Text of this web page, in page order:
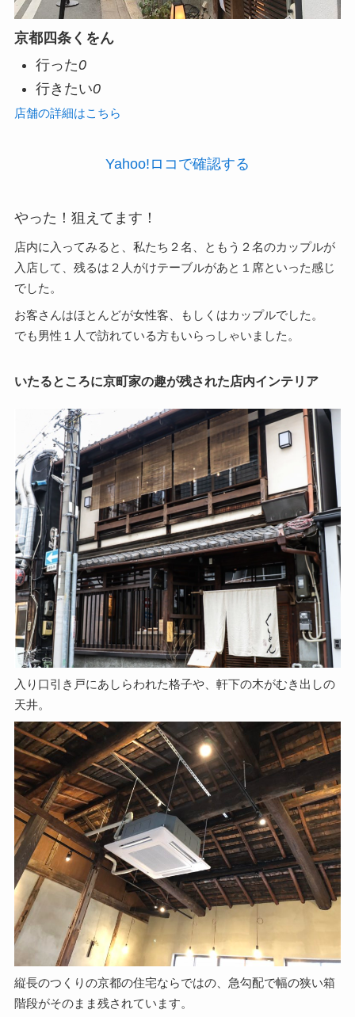
京都四条くをん
行った0
行きたい0
店舗の詳細はこちら
Yahoo!ロコで確認する
やった！狙えてます！
店内に入ってみると、私たち２名、ともう２名のカップルが
入店して、残るは２人がけテーブルがあと１席といった感じ
でした。
お客さんはほとんどが女性客、もしくはカップルでした。
でも男性１人で訪れている方もいらっしゃいました。
いたるところに京町家の趣が残された店内インテリア
入り口引き戸にあしらわれた格子や、軒下の木がむき出しの
天井。
縦長のつくりの京都の住宅ならではの、急勾配で幅の狭い箱
階段がそのまま残されています。